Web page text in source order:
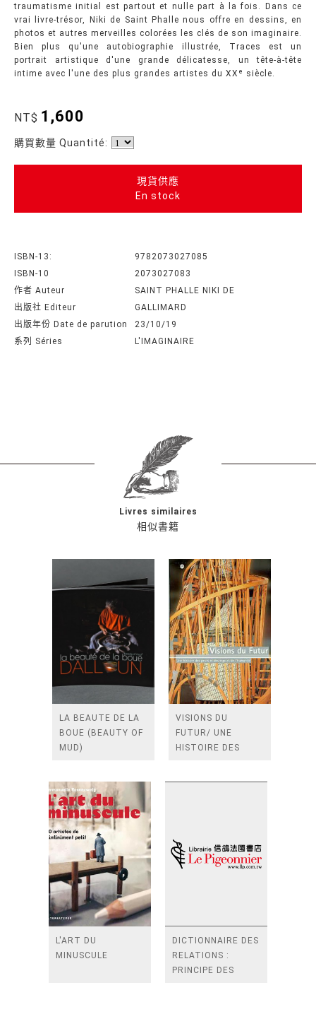
traumatisme initial est partout et nulle part à la fois. Dans ce
vrai livre-trésor, Niki de Saint Phalle nous offre en dessins, en
photos et autres merveilles colorées les clés de son imaginaire.
Bien plus qu'une autobiographie illustrée, Traces est un
portrait artistique d'une grande délicatesse, un tête-à-tête
intime avec l'une des plus grandes artistes du XXᵉ siècle.
NT$ 1,600
購買數量 Quantité:
現貨供應
En stock
ISBN-13:
9782073027085
ISBN-10
2073027083
作者 Auteur
SAINT PHALLE NIKI DE
出版社 Editeur
GALLIMARD
出版年份 Date de parution
23/10/19
系列 Séries
L'IMAGINAIRE
相似書籍
Livres similaires
LA BEAUTE DE LA
BOUE (BEAUTY OF
MUD)
VISIONS DU
FUTUR/ UNE
HISTOIRE DES
L'ART DU
MINUSCULE
DICTIONNAIRE DES
RELATIONS :
PRINCIPE DES